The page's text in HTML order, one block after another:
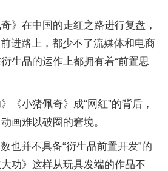
》在中国的走红之路进行复盘，
进路上，都少不了流媒体和电商
生品的运作上都拥有着“前置思
《小猪佩奇》成“网红”的背后，
画难以破圈的窘境。
也并不具备“衍生品前置开发”的
功》这样从玩具发端的作品不